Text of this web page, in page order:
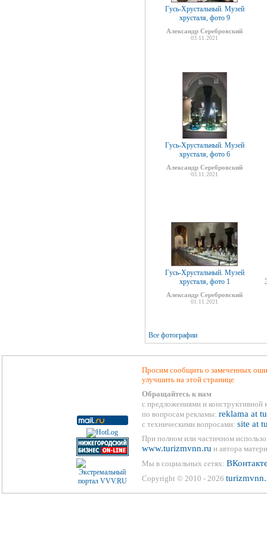
Гусь-Хрустальный. Музей
хрусталя, фото 9
Александр Серебровский
03.11.2021
Гусь-Хрустальный. Музей
хрусталя, фото 6
Александр Серебровский
03.11.2021
Гусь-Хрустальный. Музей
хрусталя, фото 1
Александр Серебровский
01.11.2021
Все фотографии
Просим сообщить о замеченных
улучшить на этой странице
Обращайтесь к нам
с предложениями и конструктивной
по вопросам рекламы: reklama at
с техническими вопросами: site at
При полном или частичном
www.turizmvnn.ru и автора
Мы в социальных сетях:
Copyright © 2010 - 2026